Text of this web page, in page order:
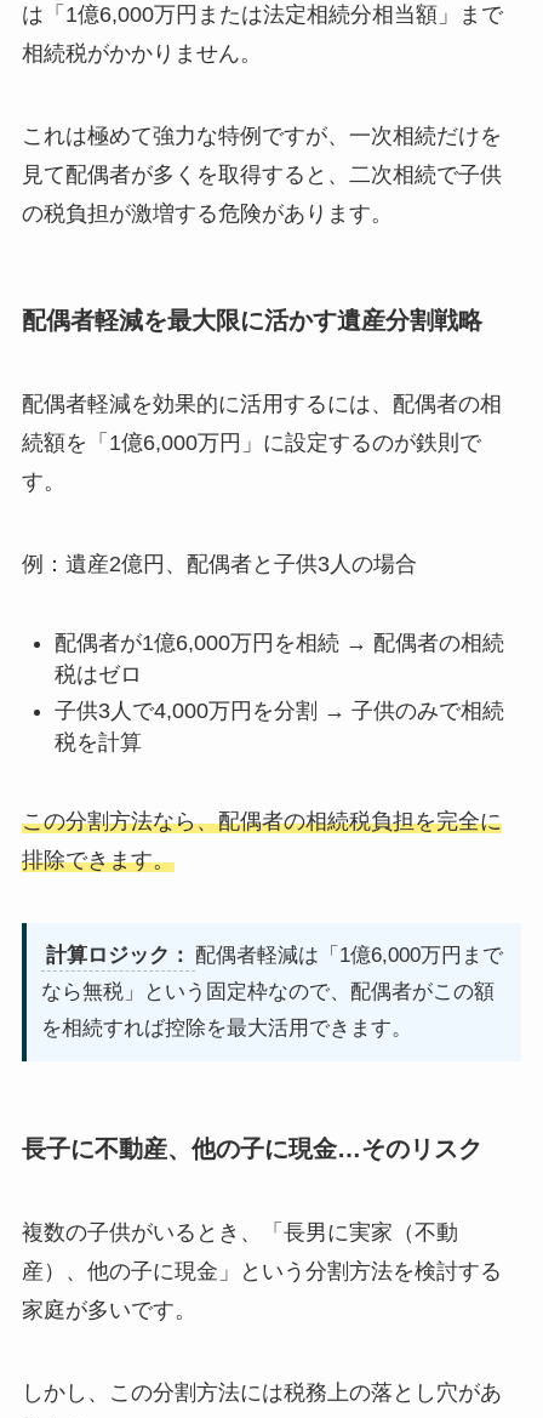
は「1億6,000万円または法定相続分相当額」まで
相続税がかかりません。
これは極めて強力な特例ですが、一次相続だけを
見て配偶者が多くを取得すると、二次相続で子供
の税負担が激増する危険があります。
配偶者軽減を最大限に活かす遺産分割戦略
配偶者軽減を効果的に活用するには、配偶者の相
続額を「1億6,000万円」に設定するのが鉄則で
す。
例：遺産2億円、配偶者と子供3人の場合
配偶者が1億6,000万円を相続 → 配偶者の相続
税はゼロ
子供3人で4,000万円を分割 → 子供のみで相続
税を計算
この分割方法なら、配偶者の相続税負担を完全に
排除できます。
計算ロジック： 配偶者軽減は「1億6,000万円まで
なら無税」という固定枠なので、配偶者がこの額
を相続すれば控除を最大活用できます。
長子に不動産、他の子に現金…そのリスク
複数の子供がいるとき、「長男に実家（不動
産）、他の子に現金」という分割方法を検討する
家庭が多いです。
しかし、この分割方法には税務上の落とし穴があ